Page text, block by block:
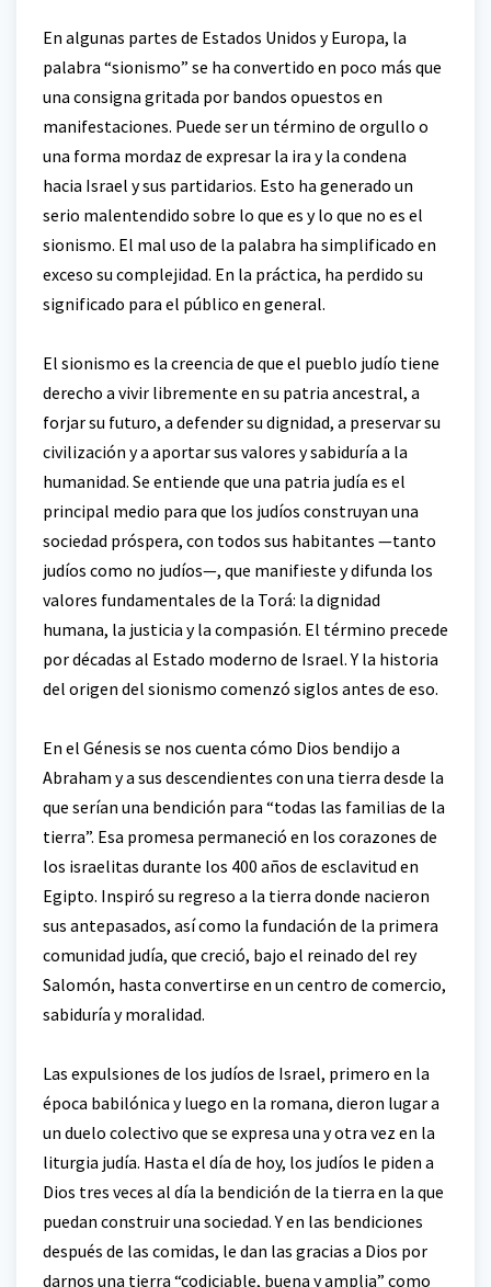
En algunas partes de Estados Unidos y Europa, la
palabra “sionismo” se ha convertido en poco más que
una consigna gritada por bandos opuestos en
manifestaciones. Puede ser un término de orgullo o
una forma mordaz de expresar la ira y la condena
hacia Israel y sus partidarios. Esto ha generado un
serio malentendido sobre lo que es y lo que no es el
sionismo. El mal uso de la palabra ha simplificado en
exceso su complejidad. En la práctica, ha perdido su
significado para el público en general.
El sionismo es la creencia de que el pueblo judío tiene
derecho a vivir libremente en su patria ancestral, a
forjar su futuro, a defender su dignidad, a preservar su
civilización y a aportar sus valores y sabiduría a la
humanidad. Se entiende que una patria judía es el
principal medio para que los judíos construyan una
sociedad próspera, con todos sus habitantes —tanto
judíos como no judíos—, que manifieste y difunda los
valores fundamentales de la Torá: la dignidad
humana, la justicia y la compasión. El término precede
por décadas al Estado moderno de Israel. Y la historia
del origen del sionismo comenzó siglos antes de eso.
En el Génesis se nos cuenta cómo Dios bendijo a
Abraham y a sus descendientes con una tierra desde la
que serían una bendición para “todas las familias de la
tierra”. Esa promesa permaneció en los corazones de
los israelitas durante los 400 años de esclavitud en
Egipto. Inspiró su regreso a la tierra donde nacieron
sus antepasados, así como la fundación de la primera
comunidad judía, que creció, bajo el reinado del rey
Salomón, hasta convertirse en un centro de comercio,
sabiduría y moralidad.
Las expulsiones de los judíos de Israel, primero en la
época babilónica y luego en la romana, dieron lugar a
un duelo colectivo que se expresa una y otra vez en la
liturgia judía. Hasta el día de hoy, los judíos le piden a
Dios tres veces al día la bendición de la tierra en la que
puedan construir una sociedad. Y en las bendiciones
después de las comidas, le dan las gracias a Dios por
darnos una tierra “codiciable, buena y amplia” como